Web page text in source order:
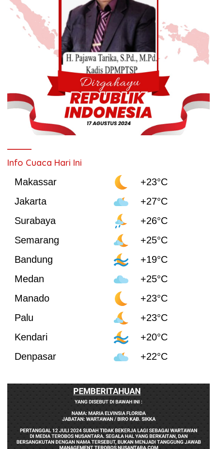
Info Cuaca Hari Ini
Makassar
+23°C
Jakarta
+27°C
Surabaya
+26°C
Semarang
+25°C
Bandung
+19°C
Medan
+25°C
Manado
+23°C
Palu
+23°C
Kendari
+20°C
Denpasar
+22°C